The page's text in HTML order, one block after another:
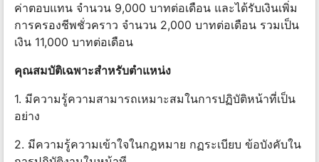
ค่าตอบแทน จํานวน 9,000 บาทต่อเดือน และได้รับเงินเพิ่ม
การครองชีพชั่วคราว จํานวน 2,000 บาทต่อเดือน รวมเป็น
เงิน 11,000 บาทต่อเดือน
คุณสมบัติเฉพาะสําหรับตําแหน่ง
1. มีความรู้ความสามารถเหมาะสมในการปฏิบัติหน้าที่เป็น
อย่าง
2. มีความรู้ความเข้าใจในกฎหมาย กฏระเบียบ ข้อบังคับใน